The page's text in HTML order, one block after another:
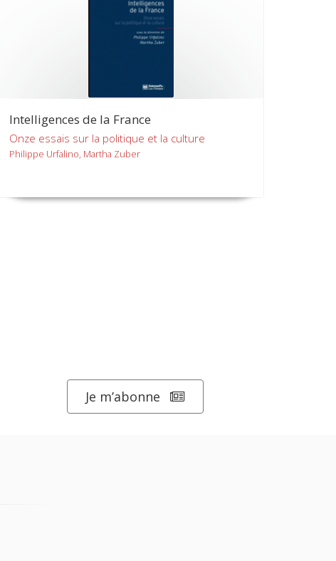
Intelligences de la France
Onze essais sur la politique et la culture
Philippe Urfalino, Martha Zuber
Je m’abonne